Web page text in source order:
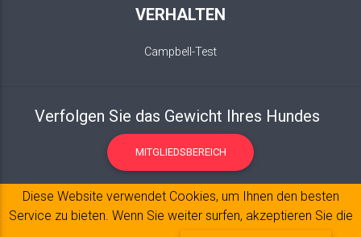
VERHALTEN
Campbell-Test
Verfolgen Sie das Gewicht Ihres Hundes
MITGLIEDSBEREICH
Diese Website verwendet Cookies, um Ihnen den besten
Service zu bieten. Wenn Sie weiter surfen, akzeptieren Sie die